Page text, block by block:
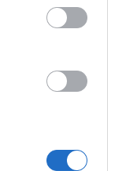
το
στον
φωτός